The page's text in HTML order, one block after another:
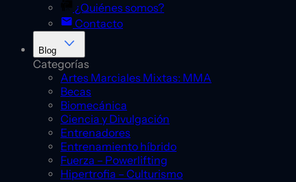
¿Quiénes somos?
Contacto
Blog
Categorías
Artes Marciales Mixtas: MMA
Becas
Biomecánica
Ciencia y Divulgación
Entrenadores
Entrenamiento híbrido
Fuerza – Powerlifting
Hipertrofia – Culturismo